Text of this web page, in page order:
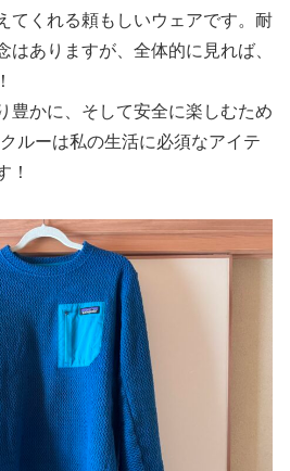
てくれる頼もしいウェアです。耐
はありますが、全体的に見れば、
豊かに、そして安全に楽しむため
ルーは私の生活に必須なアイテ
！